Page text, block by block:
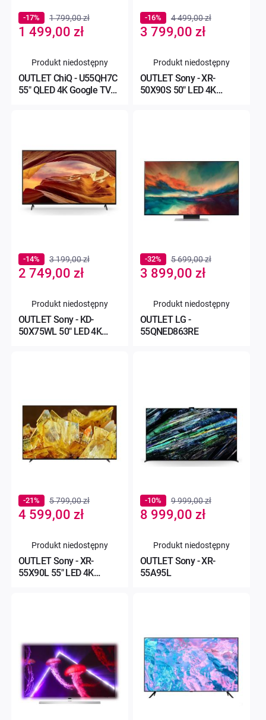
OUTLET ChiQ - U55QH7C
55" QLED 4K Google TV
Special
Price
1 499,00 zł
-17% 1 799,00 zł
Produkt niedostępny
OUTLET Sony - XR-
50X90S 50" LED 4K
Special
Price
3 799,00 zł
-16% 4 499,00 zł
Produkt niedostępny
OUTLET Sony - KD-
50X75WL 50" LED 4K
Special
Price
2 749,00 zł
-14% 3 199,00 zł
Produkt niedostępny
OUTLET LG -
55QNED863RE
Special
Price
3 899,00 zł
-32% 5 699,00 zł
Produkt niedostępny
OUTLET Sony - XR-
55X90L 55" LED 4K
Special
Price
4 599,00 zł
-21% 5 799,00 zł
Produkt niedostępny
OUTLET Sony - XR-
55A95L
Special
Price
8 999,00 zł
-10% 9 999,00 zł
Produkt niedostępny